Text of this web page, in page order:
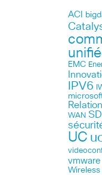
ACI
EMC
IPV6
WAN
UC
vmware
Wireless